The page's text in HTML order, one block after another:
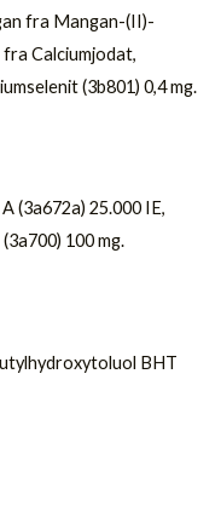
fra Mangan-(II)-
Calciumjodat,
(3b801) 0,4 mg.
(3a672a) 25.000 IE,
100 mg.
BHT